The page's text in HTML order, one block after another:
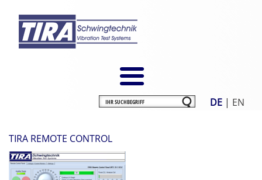
DE | EN
TIRA REMOTE CONTROL